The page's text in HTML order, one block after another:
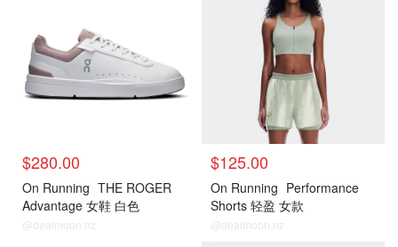
$280.00
On Running THE ROGER
Advantage 女鞋 白色
@dealmoon.nz
$125.00
On Running Performance
Shorts 轻盈 女款
@dealmoon.nz